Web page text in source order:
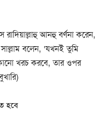
আনহু বর্ণনা করেন,
সাল্লাম বলেন, ‘যখনই তুমি
কোনো খরচ করবে, তার ওপর
হবে